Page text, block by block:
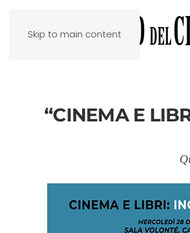
Skip to main content
“CINEMA E